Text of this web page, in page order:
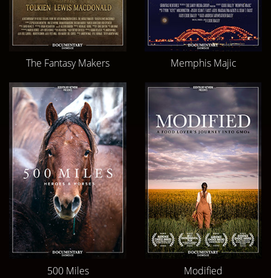
The Fantasy Makers Memphis Majic
500 Miles Modified